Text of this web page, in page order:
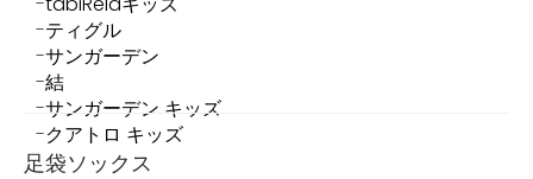
ティグル
サンガーデン
結
サンガーデン キッズ
クアトロ キッズ
足袋ソックス